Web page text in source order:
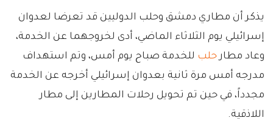
يذكر أن مطاري دمشق وحلب الدوليين قد تعرضا لعدوان
إسرائيلي يوم الثلاثاء الماضي، أدى لخروجهما عن الخدمة،
وعاد مطارحلب للخدمة صباح يوم أمس، وتم استهداف
مدرجه أمس مرة ثانية بعدوان إسرائيلي أخرجه عن الخدمة
مجدداً، في حين تم تحويل رحلات المطارين إلى مطار
اللاذقية.